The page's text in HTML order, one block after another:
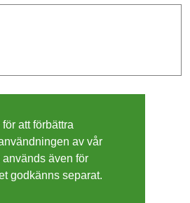
att förbättra
av vår
även för
godkänns separat.